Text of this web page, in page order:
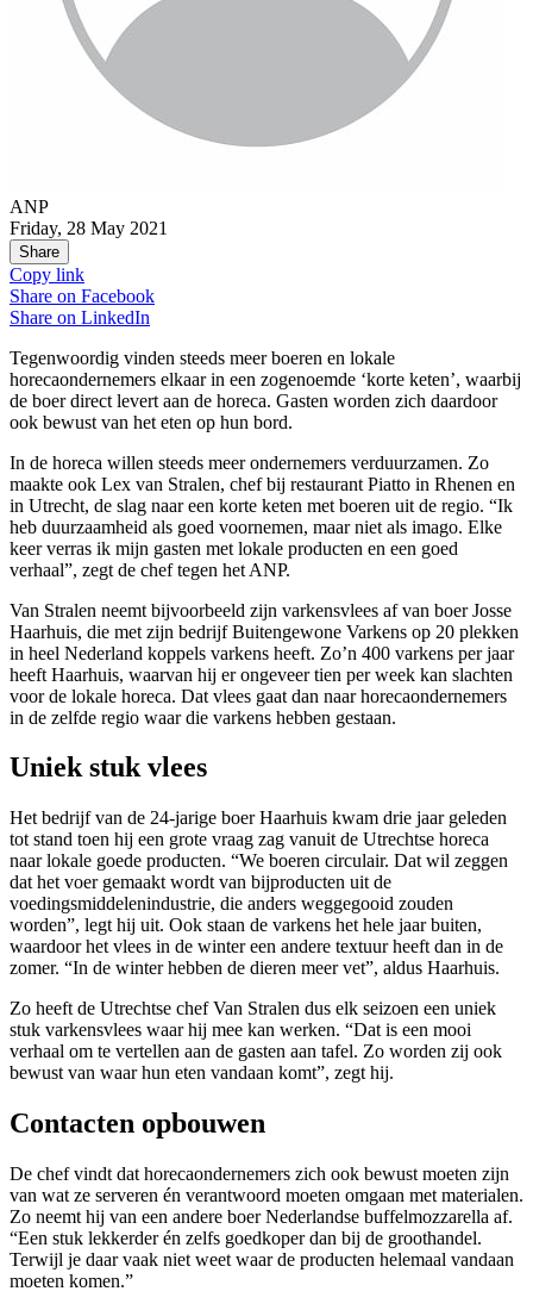
ANP
Friday, 28 May 2021
Share
Copy link
Share on Facebook
Share on LinkedIn
Tegenwoordig vinden steeds meer boeren en lokale
horecaondernemers elkaar in een zogenoemde ‘korte keten’, waarbij
de boer direct levert aan de horeca. Gasten worden zich daardoor
ook bewust van het eten op hun bord.
In de horeca willen steeds meer ondernemers verduurzamen. Zo
maakte ook Lex van Stralen, chef bij restaurant Piatto in Rhenen en
in Utrecht, de slag naar een korte keten met boeren uit de regio. “Ik
heb duurzaamheid als goed voornemen, maar niet als imago. Elke
keer verras ik mijn gasten met lokale producten en een goed
verhaal”, zegt de chef tegen het ANP.
Van Stralen neemt bijvoorbeeld zijn varkensvlees af van boer Josse
Haarhuis, die met zijn bedrijf Buitengewone Varkens op 20 plekken
in heel Nederland koppels varkens heeft. Zo’n 400 varkens per jaar
heeft Haarhuis, waarvan hij er ongeveer tien per week kan slachten
voor de lokale horeca. Dat vlees gaat dan naar horecaondernemers
in de zelfde regio waar die varkens hebben gestaan.
Uniek stuk vlees
Het bedrijf van de 24-jarige boer Haarhuis kwam drie jaar geleden
tot stand toen hij een grote vraag zag vanuit de Utrechtse horeca
naar lokale goede producten. “We boeren circulair. Dat wil zeggen
dat het voer gemaakt wordt van bijproducten uit de
voedingsmiddelenindustrie, die anders weggegooid zouden
worden”, legt hij uit. Ook staan de varkens het hele jaar buiten,
waardoor het vlees in de winter een andere textuur heeft dan in de
zomer. “In de winter hebben de dieren meer vet”, aldus Haarhuis.
Zo heeft de Utrechtse chef Van Stralen dus elk seizoen een uniek
stuk varkensvlees waar hij mee kan werken. “Dat is een mooi
verhaal om te vertellen aan de gasten aan tafel. Zo worden zij ook
bewust van waar hun eten vandaan komt”, zegt hij.
Contacten opbouwen
De chef vindt dat horecaondernemers zich ook bewust moeten zijn
van wat ze serveren én verantwoord moeten omgaan met materialen.
Zo neemt hij van een andere boer Nederlandse buffelmozzarella af.
“Een stuk lekkerder én zelfs goedkoper dan bij de groothandel.
Terwijl je daar vaak niet weet waar de producten helemaal vandaan
moeten komen.”